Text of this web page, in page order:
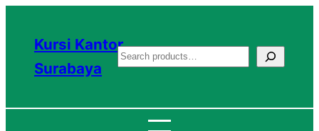
konten
Kursi Kantor
Surabaya
S
a